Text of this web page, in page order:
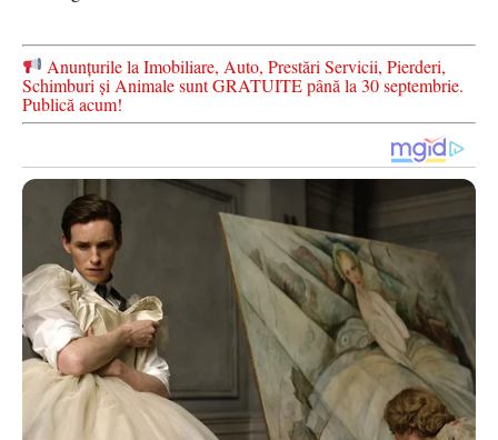
Anunțurile la Imobiliare, Auto, Prestări Servicii, Pierderi,
Schimburi și Animale sunt GRATUITE până la 30 septembrie.
Publică acum!